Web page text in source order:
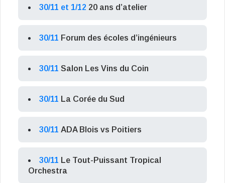
30/11 et 1/12 20 ans d’atelier
30/11 Forum des écoles d’ingénieurs
30/11 Salon Les Vins du Coin
30/11 La Corée du Sud
30/11 ADA Blois vs Poitiers
30/11 Le Tout-Puissant Tropical
Orchestra